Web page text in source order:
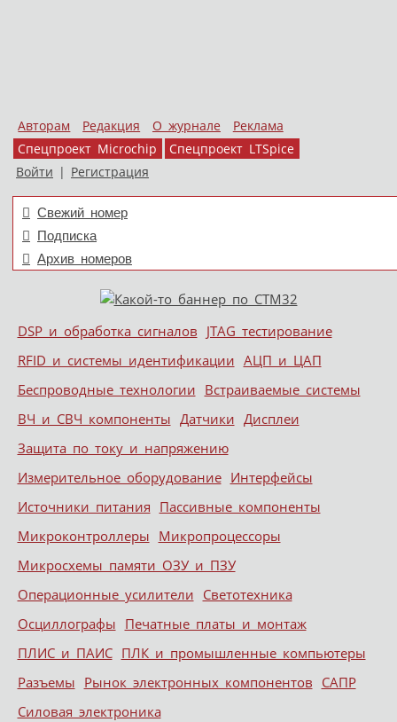
Авторам Редакция О журнале
Реклама
Спецпроект Microchip
Спецпроект LTSpice
Войти | Регистрация
Свежий номер
Подписка
Архив номеров
Меню
Skip to content
DSP и обработка сигналов JTAG тестирование
RFID и системы идентификации АЦП и ЦАП
Беспроводные технологии Встраиваемые системы
ВЧ и СВЧ компоненты Датчики Дисплеи
Защита по току и напряжению
Измерительное оборудование Интерфейсы
Источники питания Пассивные компоненты
Микроконтроллеры Микропроцессоры
Микросхемы памяти ОЗУ и ПЗУ
Операционные усилители Светотехника
Осциллографы Печатные платы и монтаж
ПЛИС и ПАИС ПЛК и промышленные компьютеры
Разъемы Рынок электронных компонентов САПР
Силовая электроника